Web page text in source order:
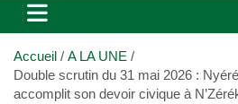
Accueil
A LA UNE
Double scrutin du 31 mai 2026 :
accomplit son devoir civique à